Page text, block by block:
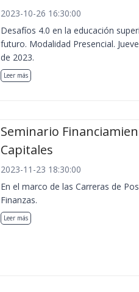
2023-10-26 16:30:00
Desafíos 4.0 en la educación
futuro. Modalidad Presencial.
de 2023.
Leer más
Seminario
Capitales
2023-11-23 18:30:00
En el marco de las Carreras de
Finanzas.
Leer más